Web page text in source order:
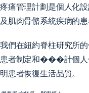
疼痛管理計劃是個人化
及肌肉骨骼系統疾病的患
我們在紐約脊柱研究所
患者制定和���計個人
明患者恢復生活品質。